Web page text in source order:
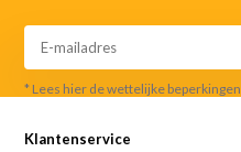
* Lees hier de wettelijke beperkingen
Klantenservice